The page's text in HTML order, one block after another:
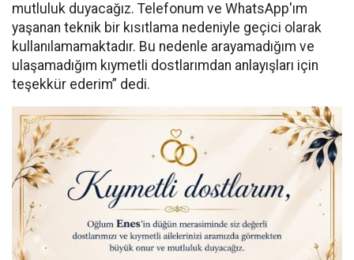
mutluluk duyacağız. Telefonum ve WhatsApp'ım
yaşanan teknik bir kısıtlama nedeniyle geçici olarak
kullanılamamaktadır. Bu nedenle arayamadığım ve
ulaşamadığım kıymetli dostlarımdan anlayışları için
teşekkür ederim” dedi.